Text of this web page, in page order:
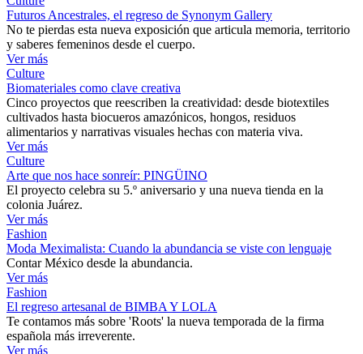
Futuros Ancestrales, el regreso de Synonym Gallery
No te pierdas esta nueva exposición que articula memoria, territorio
y saberes femeninos desde el cuerpo.
Ver más
Culture
Biomateriales como clave creativa
Cinco proyectos que reescriben la creatividad: desde biotextiles
cultivados hasta biocueros amazónicos, hongos, residuos
alimentarios y narrativas visuales hechas con materia viva.
Ver más
Culture
Arte que nos hace sonreír: PINGÜINO
El proyecto celebra su 5.º aniversario y una nueva tienda en la
colonia Juárez.
Ver más
Fashion
Moda Meximalista: Cuando la abundancia se viste con lenguaje
Contar México desde la abundancia.
Ver más
Fashion
El regreso artesanal de BIMBA Y LOLA
Te contamos más sobre 'Roots' la nueva temporada de la firma
española más irreverente.
Ver más